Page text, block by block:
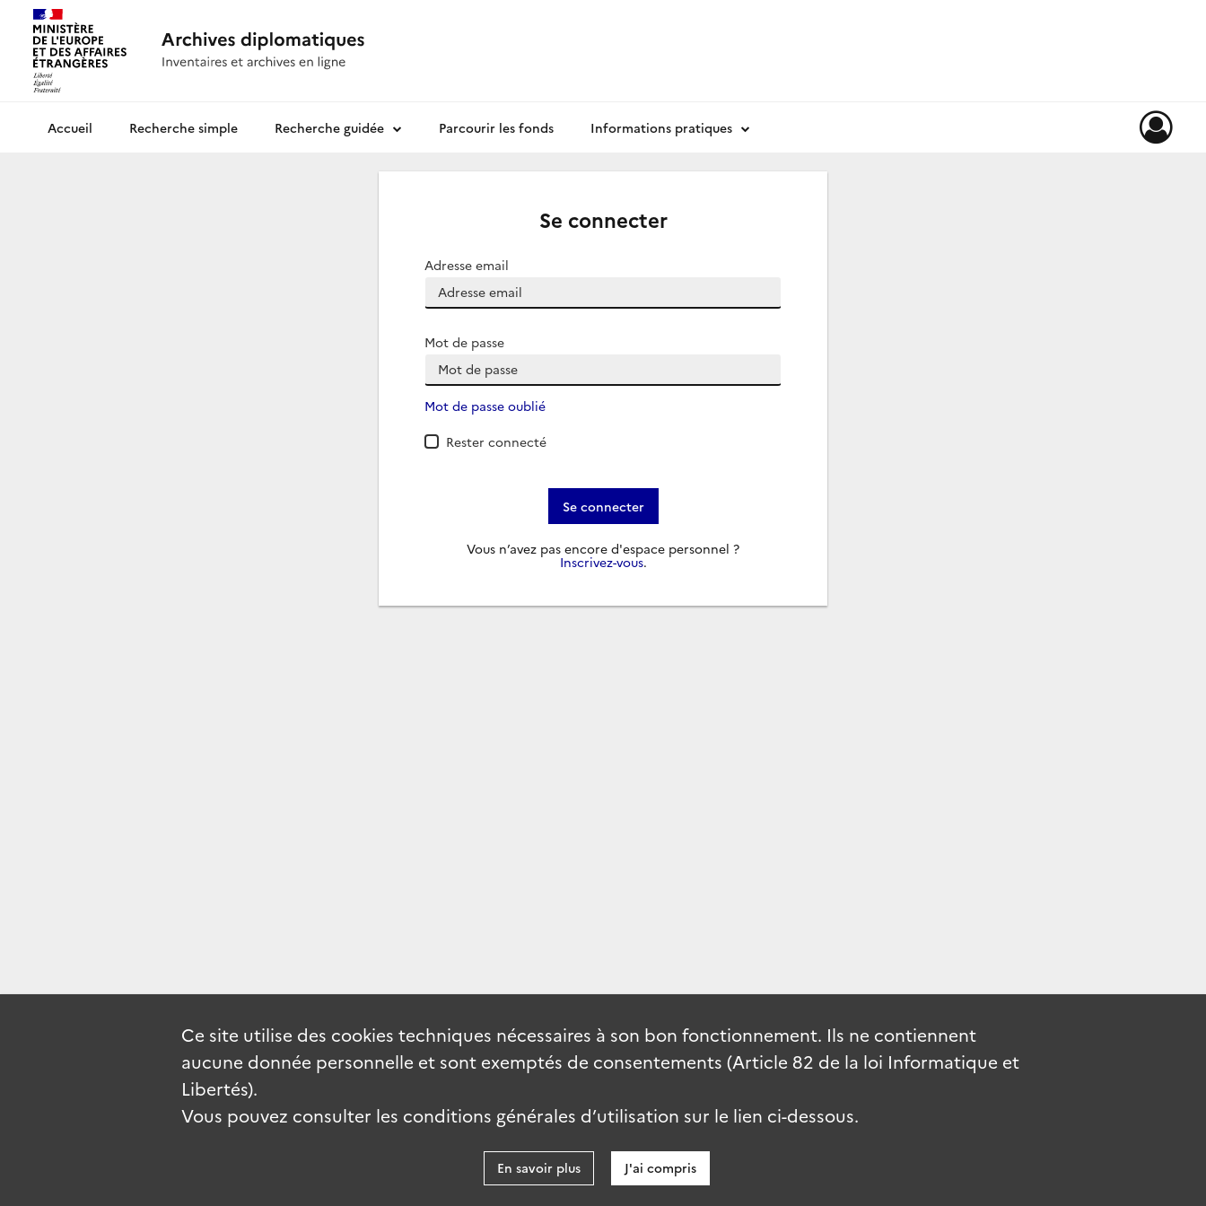
Archives diplomatiquesRecherche simple Recherche guidée Parcourir les fonds Informations pratiques
Se connecter
Adresse email
Mot de passe
Mot de passe oublié
Rester connecté
Se connecter
Vous n’avez pas encore d'espace personnel ?
Inscrivez-vous.
Ce site utilise des cookies techniques nécessaires à son bon fonctionnement. Ils ne contiennent
aucune donnée personnelle et sont exemptés de consentements (Article 82 de la loi Informatique et
Libertés).
Vous pouvez consulter les conditions générales d’utilisation sur le lien ci-dessous.
En savoir plus J'ai compris